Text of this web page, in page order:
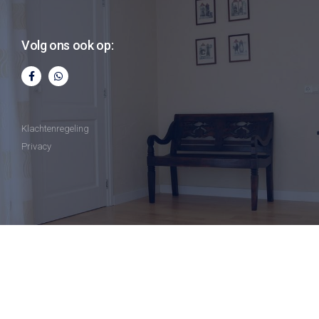
Volg ons ook op:
Klachtenregeling
Privacy